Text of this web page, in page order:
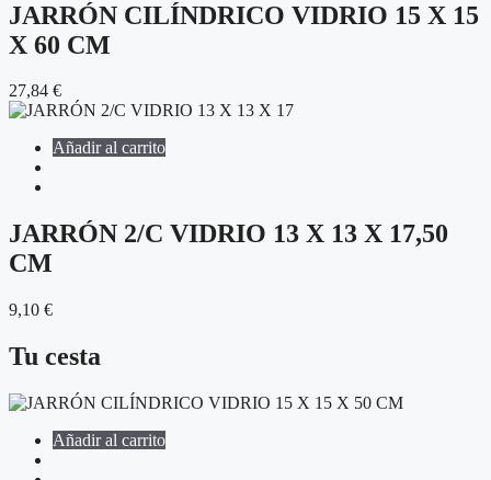
JARRÓN CILÍNDRICO VIDRIO 15 X 15
X 60 CM
27,84 €
Añadir al carrito
JARRÓN 2/C VIDRIO 13 X 13 X 17,50
CM
9,10 €
Tu cesta
Añadir al carrito